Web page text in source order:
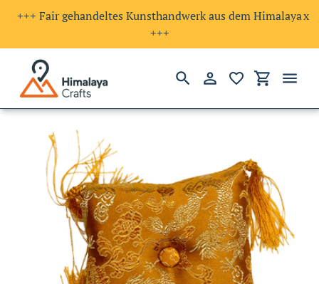
Direkt
+++ Fair gehandeltes Kunsthandwerk aus dem Himalaya
+++
x
SuchenEinloggen